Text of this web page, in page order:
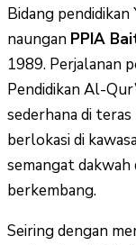
Bidang
naungan PPIA
1989. Perjalanan
Pendidikan Al-
sederhana di
berlokasi di
semangat
berkembang.
Seiring dengan